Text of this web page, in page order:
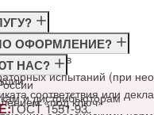
ГОСТ
документов
испытаний (при
соответствия или
ОФОРМЛЕНИЕ?
и дистрибьюторам
НАС?
«под ключ»
ГОСТ 1551-93